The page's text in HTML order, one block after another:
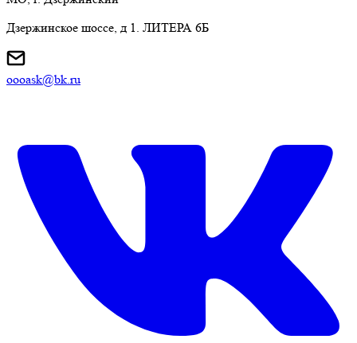
Дзержинское шоссе, д 1. ЛИТЕРА 6Б
oooask@bk.ru